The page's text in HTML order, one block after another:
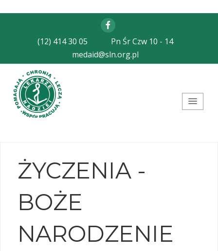
Facebook
(12) 414 30 05
Pn Śr Czw 10 - 14
medaid@sln.org.pl
ŻYCZENIA -
BOŻE
NARODZENIE